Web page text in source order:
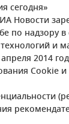
сегодня»
Новости
по надзору в
и
2014
Cookie